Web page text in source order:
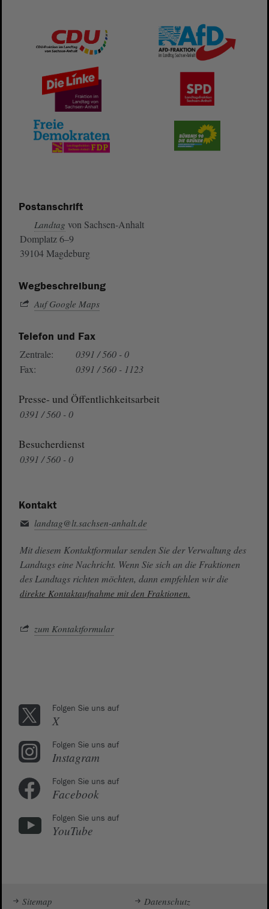
Postanschrift
Landtag von Sachsen-Anhalt
Domplatz 6–9
39104 Magdeburg
Wegbeschreibung
Auf Google Maps
Telefon und Fax
Zentrale:
0391 / 560 - 0
Fax:
0391 / 560 - 1123
Presse- und Öffentlichkeitsarbeit
0391 / 560 - 0
Besucherdienst
0391 / 560 - 0
Kontakt
landtag@lt.sachsen-anhalt.de
Mit diesem Kontaktformular senden Sie der Verwaltung des
Landtags eine Nachricht. Wenn Sie sich an die Fraktionen
des Landtags richten möchten, dann empfehlen wir die
direkte Kontaktaufnahme mit den Fraktionen.
zum Kontaktformular
Folgen Sie uns auf
X
Folgen Sie uns auf
Instagram
Folgen Sie uns auf
Facebook
Folgen Sie uns auf
YouTube
Sitemap Datenschutz